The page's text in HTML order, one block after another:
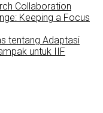
Collaboration
Keeping a Focus
tentang Adaptasi
untuk IIF